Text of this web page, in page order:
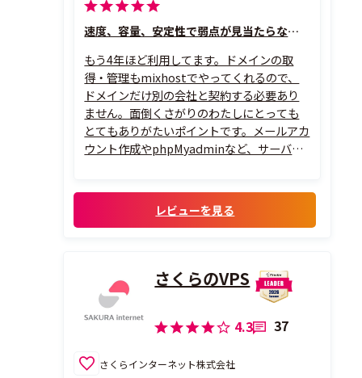
速度、容量、安定性で弱点が見当たらない。アダルト利用も可能
もう4年ほど利用してます。ドメインの取
得・管理もmixhostでやってくれるので、
ドメインだけ別の会社と契約する必要あり
ません。面倒くさがりのわたしにとっても
とてもありがたいポイントです。メールアカ
ウント作成やphpMyadminなど、サーバの
かもしれません。例えば「MySQLデータベ
ース」と「MySQLデー...
レビューを見る
さくらのVPS
4.3 37
さくらインターネット株式会社